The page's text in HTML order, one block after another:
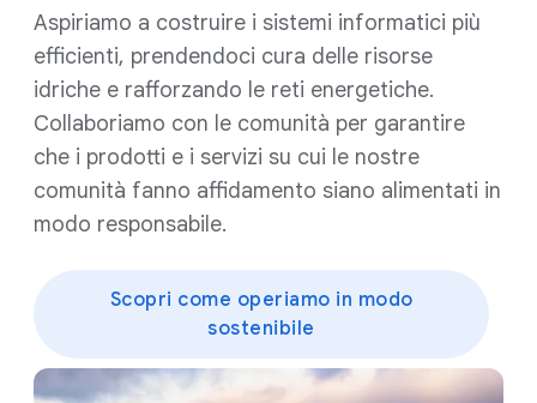
Aspiriamo a costruire i sistemi informatici più
efficienti, prendendoci cura delle risorse
idriche e rafforzando le reti energetiche.
Collaboriamo con le comunità per garantire
che i prodotti e i servizi su cui le nostre
comunità fanno affidamento siano alimentati in
modo responsabile.
Scopri come operiamo in modo
sostenibile